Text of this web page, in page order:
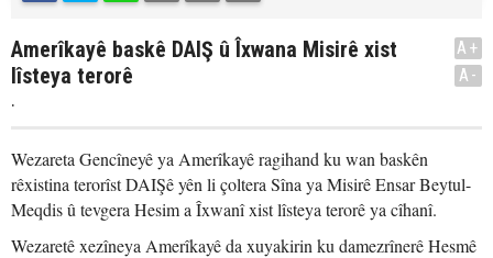
Amerîkayê baskê DAIŞ û Îxwana Misirê xist
lîsteya terorê
.
A+
A-
Wezareta Gencîneyê ya Amerîkayê ragihand ku wan baskên
rêxistina terorîst DAIŞê yên li çoltera Sîna ya Misirê Ensar Beytul-
Meqdis û tevgera Hesim a Îxwanî xist lîsteya terorê ya cîhanî.
Wezaretê xezîneya Amerîkayê da xuyakirin ku damezrînerê Hesmê